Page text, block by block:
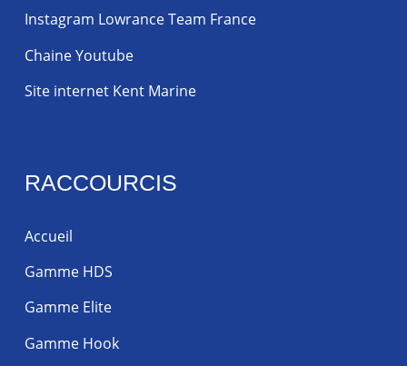
Instagram Lowrance Team France
Chaine Youtube
Site internet Kent Marine
RACCOURCIS
Accueil
Gamme HDS
Gamme Elite
Gamme Hook